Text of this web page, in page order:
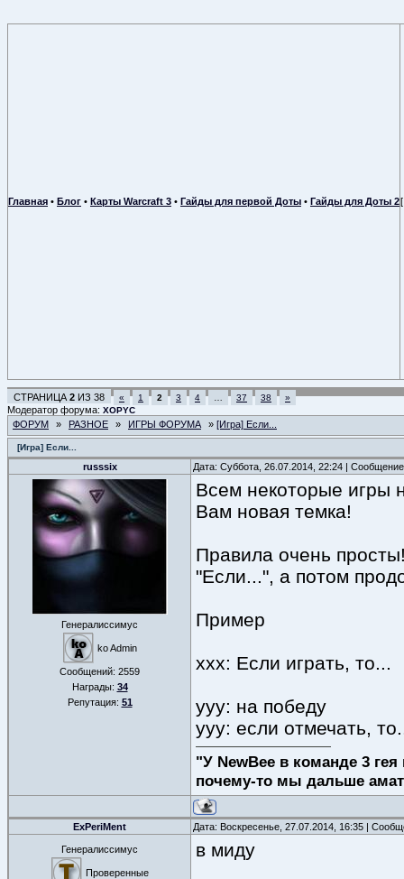
Главная • Блог • Карты Warcraft 3 • Гайды для первой Доты • Гайды для Доты 2
СТРАНИЦА 2 ИЗ 38 « 1 2 3 4 37 38 »
Модератор форума: XOPYC
ФОРУМ » РАЗНОЕ » ИГРЫ ФОРУМА » [Игра] Если...
[Игра] Если...
russsix Дата: Суббота, 26.07.2014, 22:24 |
Генералиссимус
ko Admin
Сообщений: 2559
Награды: 34
Репутация: 51
Всем некоторые игры
Вам новая темка!
Правила очень
"Если...", а потом
Пример
xxx: Если играть, то...
yyy: на победу
yyy: если отмечать,
"У NewBee в команде 3
почему-то мы дальше
ExPeriMent Дата: Воскресенье, 27.07.2014, 16:35 |
Генералиссимус
Проверенные
в миду